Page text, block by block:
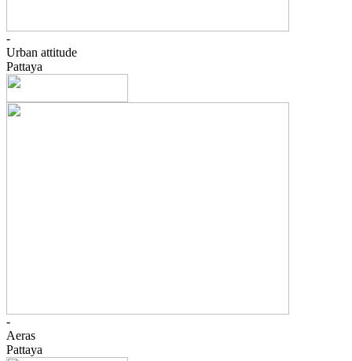
-
Urban attitude
Pattaya
-
Aeras
Pattaya